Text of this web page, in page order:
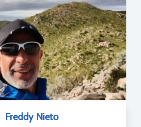
Freddy Nieto